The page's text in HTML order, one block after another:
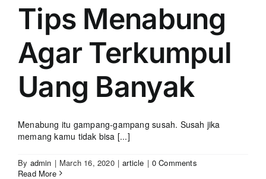
Tips Menabung
Agar Terkumpul
Uang Banyak
Menabung itu gampang-gampang susah. Susah jika
memang kamu tidak bisa [...]
By admin | March 16, 2020 | article | 0 Comments
Read More